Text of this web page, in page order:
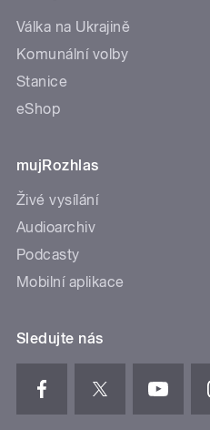
Válka na Ukrajině
Komunální volby
Stanice
eShop
mujRozhlas
Živé vysílání
Audioarchiv
Podcasty
Mobilní aplikace
Sledujte nás